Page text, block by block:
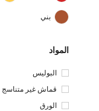
بني
المواد
البوليس
قماش غير متناسج
الورق